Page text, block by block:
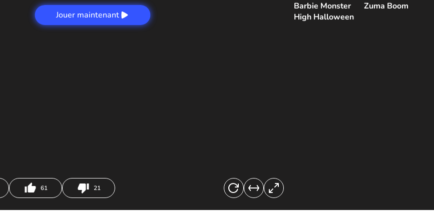
Jouer maintenant
Barbie Monster
High Halloween
Zuma Boom
61 21